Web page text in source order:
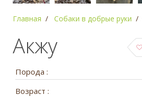
Главная Собаки в добрые руки
Акжу
Порода :
Возраст :